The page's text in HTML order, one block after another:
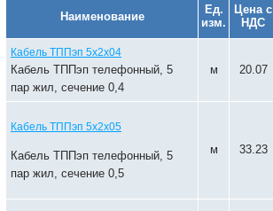
Наименование
Ед.
изм.
Цена с
НДС
Кабель ТППэп 5х2х04
Кабель ТППэп телефонный, 5
пар жил, сечение 0,4
м 20.07
Кабель ТППэп 5х2х05
Кабель ТППэп телефонный, 5
пар жил, сечение 0,5
м 33.23